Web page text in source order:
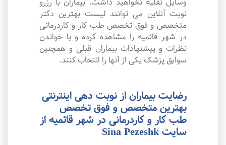
نوبت آنلاین می توانند لیست بهترین دکتر
متخصص و فوق تخصص طب کار و کاردرمانی
در شهر قائمیه را مشاهده کرده و با خواندن
نظرات و پیشنهادات بیماران قبلی و همچنین
سوابق پزشک یکی از آنها را انتخاب کنند.
رضایت بیماران از نوبت دهی اینترنتی
بهترین متخصص و فوق تخصص
طب کار و کاردرمانی در شهر قائمیه از
سایت Sina Pezeshk